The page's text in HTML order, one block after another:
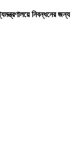
নিবন্ধনের জন্য